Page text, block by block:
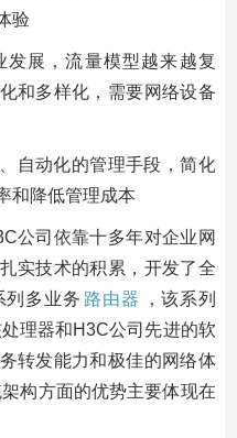
验
展，流量模型越来越复
和多样化，需要网络设备
自动化的管理手段，简化
和降低管理成本
公司依靠十多年对企业网
实技术的积累，开发了全
列多业务 路由器
，该系列
理器和H3C公司先进的软
转发能力和极佳的网络体
构方面的优势主要体现在